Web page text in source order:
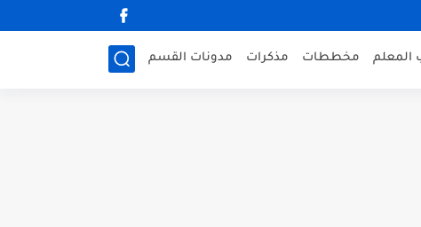
المعلم مخططات مذكرات مدونات القسم